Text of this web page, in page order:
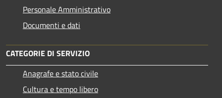
Personale Amministrativo
Documenti e dati
CATEGORIE DI SERVIZIO
Anagrafe e stato civile
Cultura e tempo libero